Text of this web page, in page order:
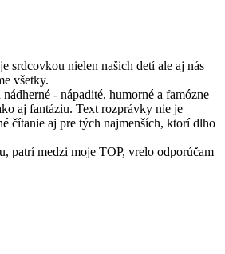
srdcovkou nielen našich detí ale aj nás
všetky.
- nápadité, humorné a famózne
aj fantáziu. Text rozprávky nie je
čítanie aj pre tých najmenších, ktorí dlho
patrí medzi moje TOP, vrelo odporúčam